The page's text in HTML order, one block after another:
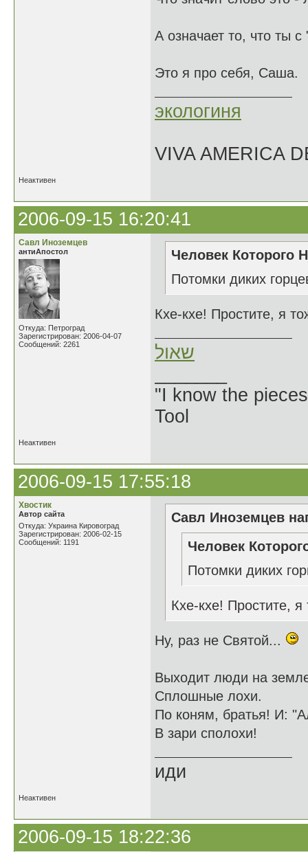
А означает то, что ты с
Это я про себя, Саша.
экологиня
VIVA AMERICA
Неактивен
2006-09-15 16:20:41
Савл Иноземцев
антиАпостол
Откуда: Петроград
Зарегистрирован: 2006-04-07
Сообщений: 2261
Человек Которого
Потомки диких
Кхе-кхе! Простите, я
שאול
"I know the
Tool
Неактивен
2006-09-15 17:55:18
Хвостик
Автор сайта
Откуда: Украина Кировоград
Зарегистрирован: 2006-02-15
Сообщений: 1191
Савл Иноземцев
Человек
Потомки диких
Кхе-кхе! Простите,
Ну, раз не Святой...
Выходит люди на
Сплошные лохи.
По коням, братья! И:
В зари сполохи!
иди
Неактивен
2006-09-15 18:22:36